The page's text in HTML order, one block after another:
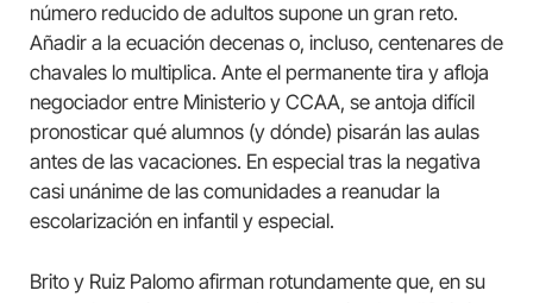
número reducido de adultos supone un gran reto.
Añadir a la ecuación decenas o, incluso, centenares de
chavales lo multiplica. Ante el permanente tira y afloja
negociador entre Ministerio y CCAA, se antoja difícil
pronosticar qué alumnos (y dónde) pisarán las aulas
antes de las vacaciones. En especial tras la negativa
casi unánime de las comunidades a reanudar la
escolarización en infantil y especial.
Brito y Ruiz Palomo afirman rotundamente que, en su